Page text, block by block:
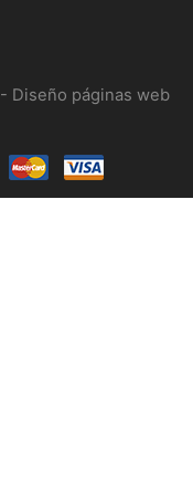
- Diseño páginas web